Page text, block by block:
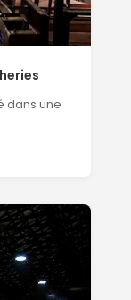
dans une